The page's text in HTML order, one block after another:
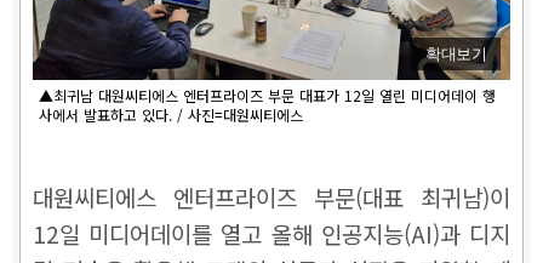
확대보기
▲최귀남 대원씨티에스 엔터프라이즈 부문 대표가 12일 열린 미디어데이 행
사에서 발표하고 있다. / 사진=대원씨티에스
대원씨티에스 엔터프라이즈 부문(대표 최귀남)이
12일 미디어데이를 열고 올해 인공지능(AI)과 디지